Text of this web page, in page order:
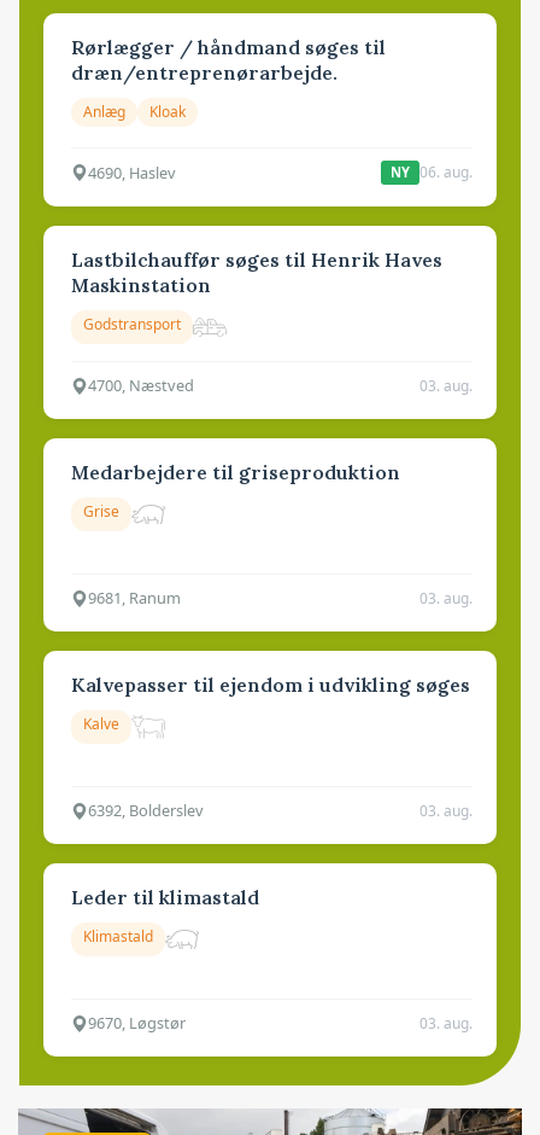
Rørlægger / håndmand søges til
dræn/entreprenørarbejde.
Anlæg Kloak
4690, Haslev NY 06. aug.
Lastbilchauffør søges til Henrik Haves
Maskinstation
Godstransport
4700, Næstved 03. aug.
Medarbejdere til griseproduktion
Grise
9681, Ranum 03. aug.
Kalvepasser til ejendom i udvikling søges
Kalve
6392, Bolderslev 03. aug.
Leder til klimastald
Klimastald
9670, Løgstør 03. aug.